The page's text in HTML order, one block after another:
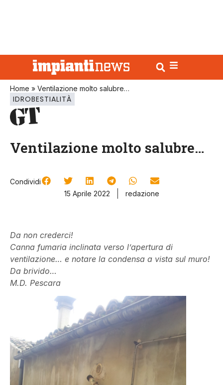
Home » Ventilazione molto salubre…
IDROBESTIALITÀ
Ventilazione molto salubre…
Condividi
15 Aprile 2022
redazione
Da non crederci!
Canna fumaria inclinata verso l’apertura di
ventilazione… e notare la condensa a vista sul muro!
Da brivido…
M.D. Pescara